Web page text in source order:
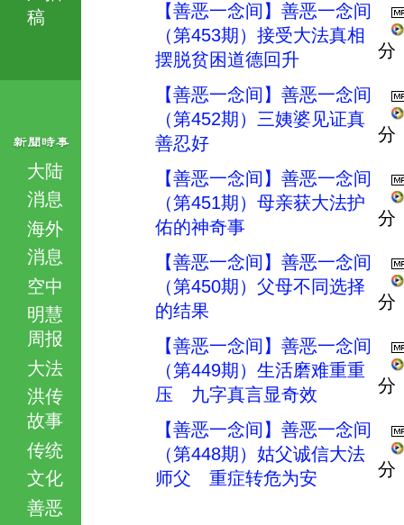
稿
大陆
消息
海外
消息
空中
明慧
周报
大法
洪传
故事
传统
文化
善恶
【善恶一念间】善恶一念间
（第453期）接受大法真相
摆脱贫困道德回升
分
【善恶一念间】善恶一念间
（第452期）三姨婆见证真
善忍好
分
【善恶一念间】善恶一念间
（第451期）母亲获大法护
佑的神奇事
分
【善恶一念间】善恶一念间
（第450期）父母不同选择
的结果
分
【善恶一念间】善恶一念间
（第449期）生活磨难重重
压 九字真言显奇效
分
【善恶一念间】善恶一念间
（第448期）姑父诚信大法
师父 重症转危为安
分